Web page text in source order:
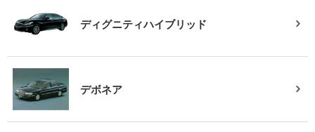
ディグニティハイブリッド
デボネア